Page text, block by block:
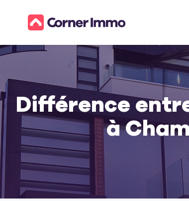
Différence
à